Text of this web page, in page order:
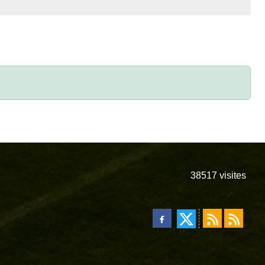
38517 visites